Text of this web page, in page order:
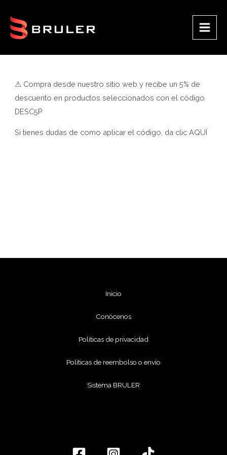
contenido
Main
⚠ Compra desde nuestro sitio web y recibe un 5% de
descuento en productos seleccionados con el código
DESC5P
Si tienes dudas de como aplicar el código, da clicAQUÍ
Inicio
Conócenos
Políticas de privacidad
Políticas de reembolso o envío
Sistema BRULER